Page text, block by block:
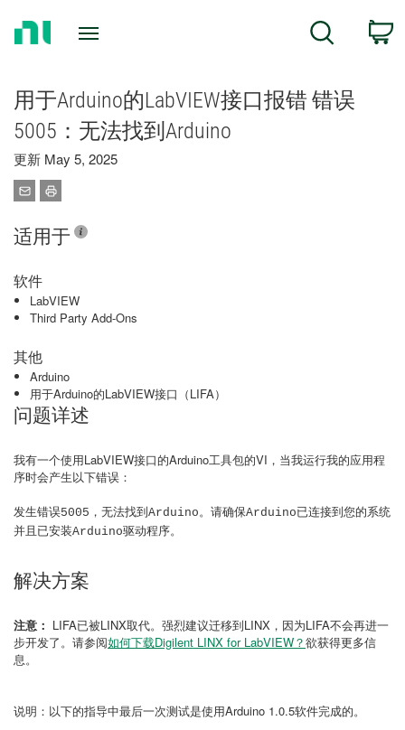
Search
用于Arduino的LabVIEW接口报错 错误
5005：无法找到Arduino
更新 May 5, 2025
适用于
软件
LabVIEW
Third Party Add-Ons
其他
Arduino
用于Arduino的LabVIEW接口（LIFA）
问题详述
我有一个使用LabVIEW接口的Arduino工具包的VI，当我运行我的应用程
序时会产生以下错误：
发生错误5005，无法找到Arduino。请确保Arduino已连接到您的系统
并且已安装Arduino驱动程序。
解决方案
注意： LIFA已被LINX取代。强烈建议迁移到LINX，因为LIFA不会再进一
步开发了。请参阅如何下载Digilent LINX for LabVIEW？欲获得更多信
息。
说明：以下的指导中最后一次测试是使用Arduino 1.0.5软件完成的。